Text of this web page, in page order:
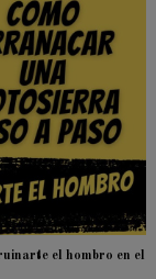
el hombro en el